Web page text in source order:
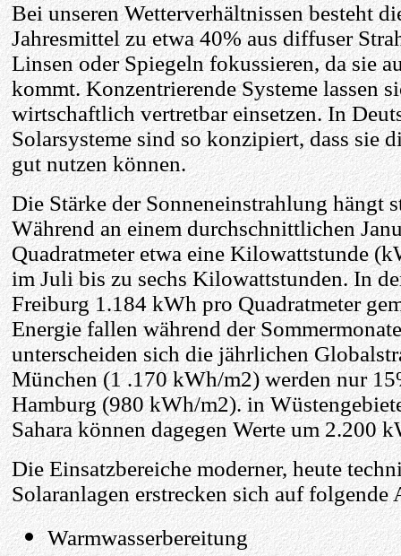
Bei unseren Wetterverhältnissen besteht
Jahresmittel zu etwa 40% aus diffuser
Linsen oder Spiegeln fokussieren, da sie
kommt. Konzentrierende Systeme lassen
wirtschaftlich vertretbar einsetzen. In
Solarsysteme sind so konzipiert, dass sie
gut nutzen können.
Die Stärke der Sonneneinstrahlung hängt
Während an einem durchschnittlichen
Quadratmeter etwa eine Kilowattstunde
im Juli bis zu sechs Kilowattstunden. In
Freiburg 1.184 kWh pro Quadratmeter
Energie fallen während der
unterscheiden sich die jährlichen
München (1 .170 kWh/m2) werden nur
Hamburg (980 kWh/m2). in
Sahara können dagegen Werte um 2.200
Die Einsatzbereiche moderner, heute
Solaranlagen erstrecken sich auf folgende
Warmwasserbereitung